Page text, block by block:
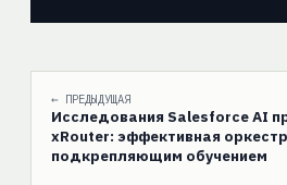
← ПРЕДЫДУЩАЯ
Исследования Salesforce AI
xRouter: эффективная
подкрепляющим обучением